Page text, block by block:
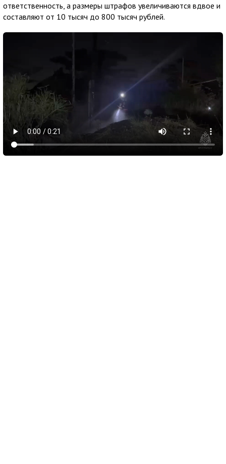
ответственность, а размеры штрафов увеличиваются вдвое и
составляют от 10 тысяч до 800 тысяч рублей.